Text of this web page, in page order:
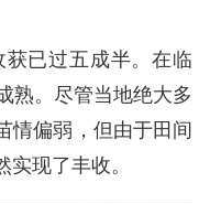
已过五成半。在临
熟。尽管当地绝大多
情偏弱，但由于田间
现了丰收。